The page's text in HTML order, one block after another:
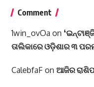
Comment
1win_ovOa on
ତାଲିକାରେ ଓଡ଼ିଶାର ୩
CalebfaFon ଆଜିର